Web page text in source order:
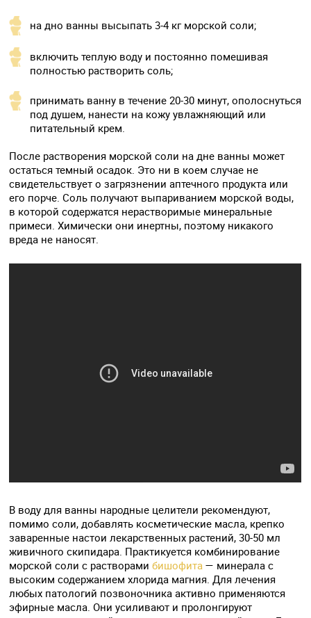
на дно ванны высыпать 3-4 кг морской соли;
включить теплую воду и постоянно помешивая
полностью растворить соль;
принимать ванну в течение 20-30 минут, ополоснуться
под душем, нанести на кожу увлажняющий или
питательный крем.
После растворения морской соли на дне ванны может
остаться темный осадок. Это ни в коем случае не
свидетельствует о загрязнении аптечного продукта или
его порче. Соль получают выпариванием морской воды,
в которой содержатся нерастворимые минеральные
примеси. Химически они инертны, поэтому никакого
вреда не наносят.
В воду для ванны народные целители рекомендуют,
помимо соли, добавлять косметические масла, крепко
заваренные настои лекарственных растений, 30-50 мл
живичного скипидара. Практикуется комбинирование
морской соли с растворамибишофита — минерала с
высоким содержанием хлорида магния. Для лечения
любых патологий позвоночника активно применяются
эфирные масла. Они усиливают и пролонгируют